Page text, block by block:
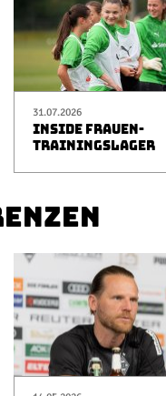
31.07.2026
INSIDE FRAUEN-
TRAININGSLAGER